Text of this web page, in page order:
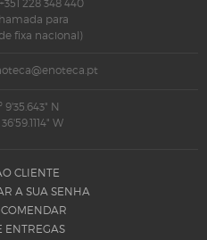
228 348 440
para
fixa nacional)
9'35.643" N
36'59.1114" W
CLIENTE
A SUA SENHA
ENTREGAS